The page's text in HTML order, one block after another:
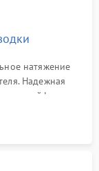
натяжение
Надежная
и шлейфов к
люка и